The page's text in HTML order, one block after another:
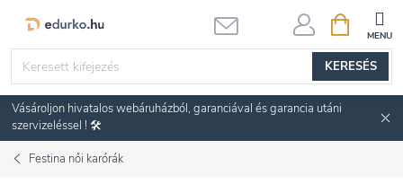
KERESÉS
KOSÁR
Vásároljon hivatalos webáruházból, garanciával és garancia utáni
szervizeléssel ! 🛠️
Festina női karórák